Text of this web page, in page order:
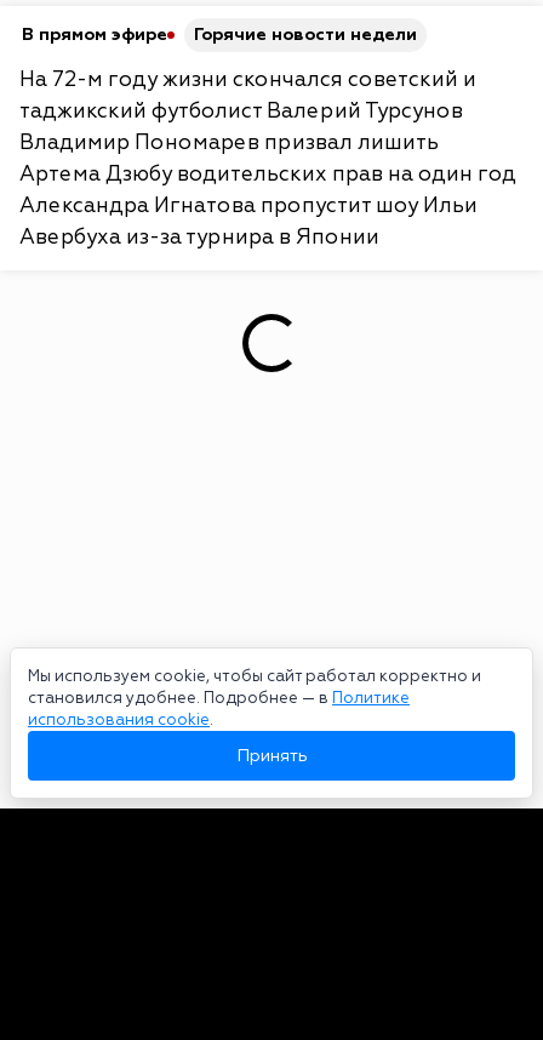
Мы используем cookie, чтобы сайт работал корректно и
становился удобнее. Подробнее — в Политике
использования cookie.
Принять
В прямом эфире Горячие новости недели
На 72-м году жизни скончался советский и
таджикский футболист Валерий Турсунов
Владимир Пономарев призвал лишить
Артема Дзюбу водительских прав на один год
Александра Игнатова пропустит шоу Ильи
Авербуха из-за турнира в Японии